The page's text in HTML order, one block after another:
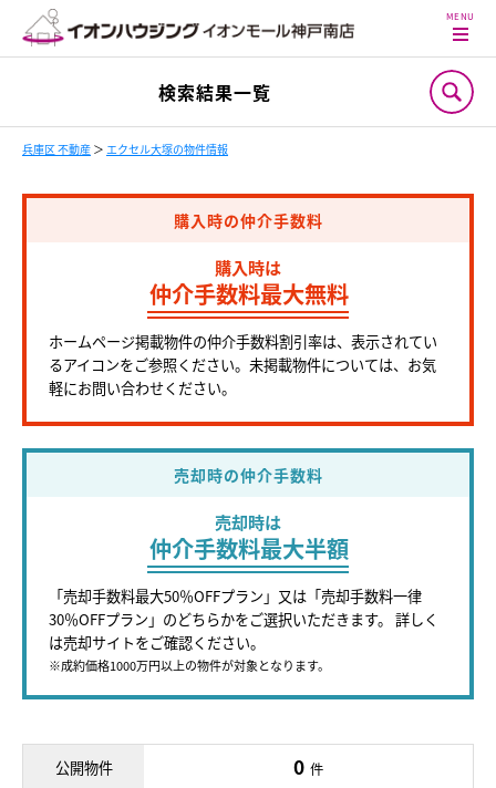
検索結果一覧
兵庫区 不動産 ＞ エクセル大塚の物件情報
購入時の仲介手数料
購入時は
仲介手数料最大無料
ホームページ掲載物件の仲介手数料割引率は、表示されてい
るアイコンをご参照ください。未掲載物件については、お気
軽にお問い合わせください。
売却時の仲介手数料
売却時は
仲介手数料最大半額
「売却手数料最大50％OFFプラン」又は「売却手数料一律
30％OFFプラン」のどちらかをご選択いただきます。 詳しく
は売却サイトをご確認ください。
※成約価格1000万円以上の物件が対象となります。
公開物件 0 件